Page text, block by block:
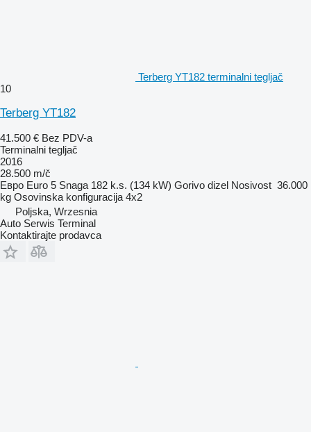
Terberg YT182 terminalni tegljač
10
Terberg YT182
41.500 € Bez PDV-a
Terminalni tegljač
2016
28.500 m/č
Евро Euro 5 Snaga 182 k.s. (134 kW) Gorivo dizel Nosivost 36.000
kg Osovinska konfiguracija 4x2
Poljska, Wrzesnia
Auto Serwis Terminal
Kontaktirajte prodavca